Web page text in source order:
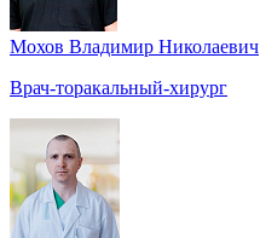
Мохов Владимир Николаевич
Врач-торакальный-хирург